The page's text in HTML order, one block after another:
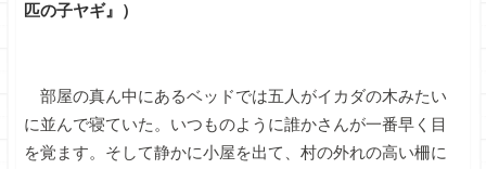
匹の子ヤギ』）
部屋の真ん中にあるベッドでは五人がイカダの木みたい
に並んで寝ていた。いつものように誰かさんが一番早く目
を覚ます。そして静かに小屋を出て、村の外れの高い柵に